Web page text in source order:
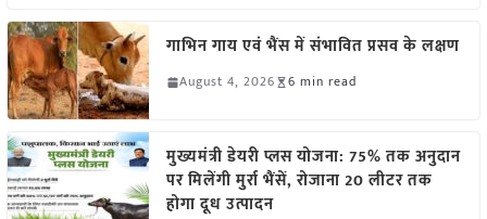
गाभिन गाय एवं भैंस में संभावित प्रसव के लक्षण
August 4, 2026 6 min read
मुख्यमंत्री डेयरी प्लस योजना: 75% तक अनुदान
पर मिलेंगी मुर्रा भैंसें, रोजाना 20 लीटर तक
होगा दूध उत्पादन